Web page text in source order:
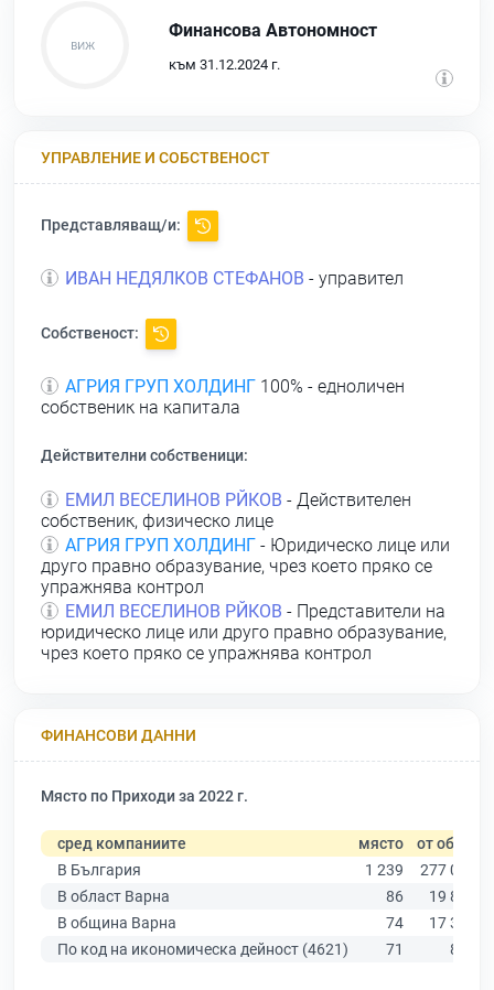
Финансова Автономност
към 31.12.2024 г.
УПРАВЛЕНИЕ И СОБСТВЕНОСТ
Представляващ/и:
ИВАН НЕДЯЛКОВ СТЕФАНОВ - управител
Собственост:
АГРИЯ ГРУП ХОЛДИНГ 100% - едноличен
собственик на капитала
Действителни собственици:
ЕМИЛ ВЕСЕЛИНОВ РЙКОВ - Действителен
собственик, физическо лице
АГРИЯ ГРУП ХОЛДИНГ - Юридическо лице или
друго правно образувание, чрез което пряко се
упражнява контрол
ЕМИЛ ВЕСЕЛИНОВ РЙКОВ - Представители на
юридическо лице или друго правно образувание,
чрез което пряко се упражнява контрол
ФИНАНСОВИ ДАННИ
Място по Приходи за 2022 г.
сред компаниите място от общо
В България
1 239
277 019
В област Варна
86
19 882
В община Варна
74
17 349
По код на икономическа дейност (4621)
71 857